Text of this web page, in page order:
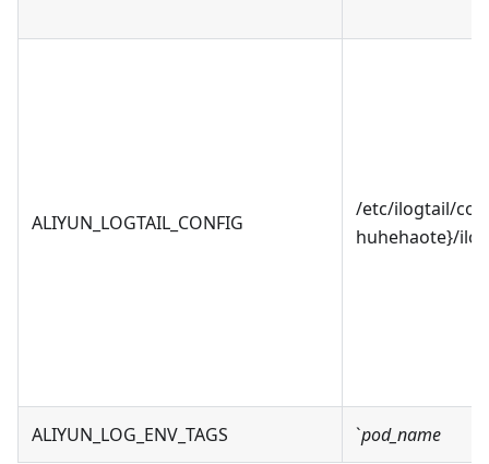
ALIYUN_LOGTAIL_CONFIG
/etc/ilogtail/
huhehaote}/
ALIYUN_LOG_ENV_TAGS `pod_name